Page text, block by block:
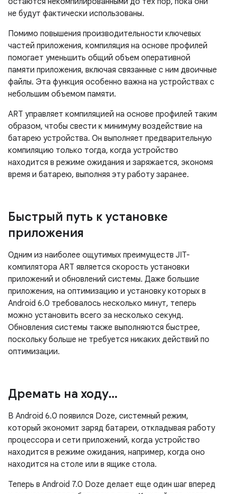
не будут фактически использованы.
Помимо повышения производительности ключевых
частей приложения, компиляция на основе профилей
помогает уменьшить общий объем оперативной
памяти приложения, включая связанные с ним двоичные
файлы. Эта функция особенно важна на устройствах с
небольшим объемом памяти.
ART управляет компиляцией на основе профилей таким
образом, чтобы свести к минимуму воздействие на
батарею устройства. Он выполняет предварительную
компиляцию только тогда, когда устройство
находится в режиме ожидания и заряжается, экономя
время и батарею, выполняя эту работу заранее.
Быстрый путь к установке
приложения
Одним из наиболее ощутимых преимуществ JIT-
компилятора ART является скорость установки
приложений и обновлений системы. Даже большие
приложения, на оптимизацию и установку которых в
Android 6.0 требовалось несколько минут, теперь
можно установить всего за несколько секунд.
Обновления системы также выполняются быстрее,
поскольку больше не требуется никаких действий по
оптимизации.
Дремать на ходу...
В Android 6.0 появился Doze, системный режим,
который экономит заряд батареи, откладывая работу
процессора и сети приложений, когда устройство
находится в режиме ожидания, например, когда оно
находится на столе или в ящике стола.
Теперь в Android 7.0 Doze делает еще один шаг вперед